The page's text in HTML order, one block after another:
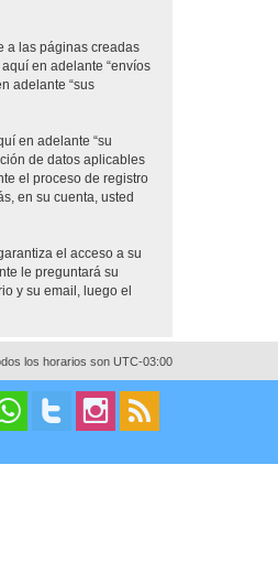
a las páginas creadas
en adelante “envíos
adelante “sus
en adelante “su
de datos aplicables
el proceso de registro
en su cuenta, usted
el acceso a su
le preguntará su
y su email, luego el
los horarios son UTC-03:00